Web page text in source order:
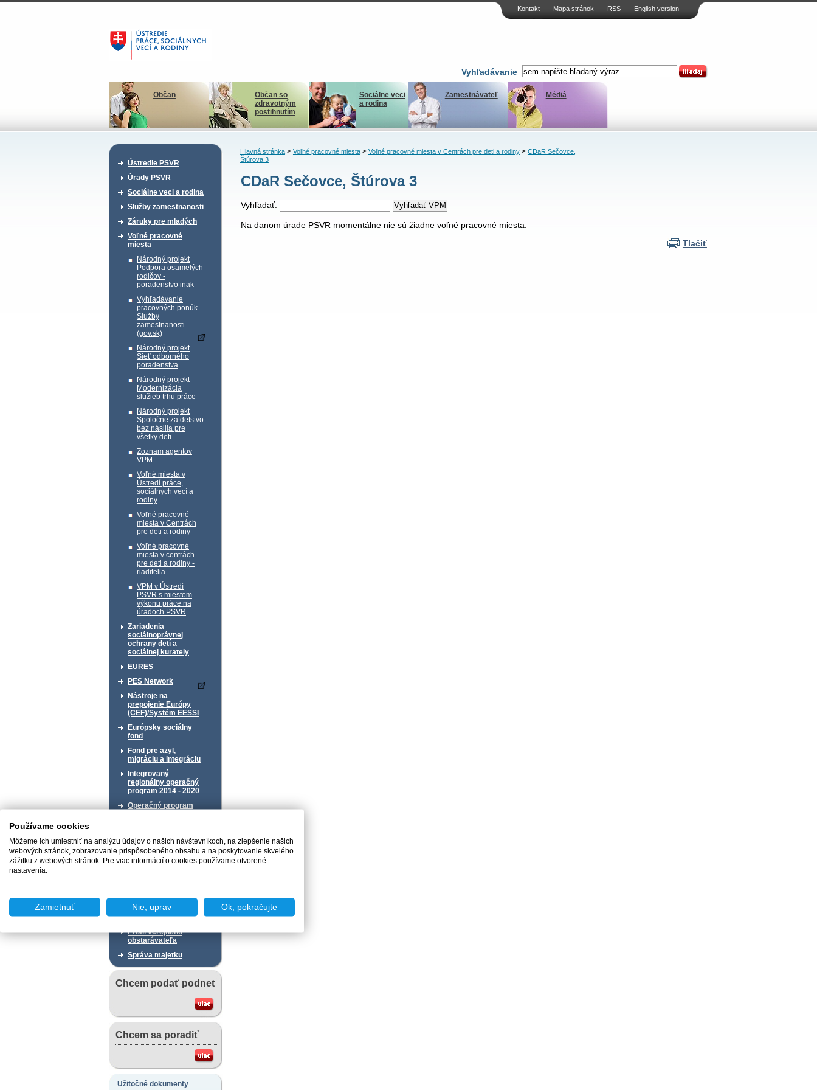
Kontakt Mapa stránok RSS English version
Vyhľadávanie
Občan
Občan so
zdravotným
postihnutím
Sociálne veci
a rodina
Zamestnávateľ Médiá
Ústredie PSVR
Úrady PSVR
Sociálne veci a rodina
Služby zamestnanosti
Záruky pre mladých
Voľné pracovné
miesta
Národný projekt
Podpora osamelých
rodičov -
poradenstvo inak
Vyhľadávanie
pracovných ponúk -
Služby
zamestnanosti
(gov.sk)
Národný projekt
Sieť odborného
poradenstva
Národný projekt
Modernizácia
služieb trhu práce
Národný projekt
Spoločne za detstvo
bez násilia pre
všetky deti
Zoznam agentov
VPM
Voľné miesta v
Ústredí práce,
sociálnych vecí a
rodiny
Voľné pracovné
miesta v Centrách
pre deti a rodiny
Voľné pracovné
miesta v centrách
pre deti a rodiny -
riaditelia
VPM v Ústredí
PSVR s miestom
výkonu práce na
úradoch PSVR
Zariadenia
sociálnoprávnej
ochrany detí a
sociálnej kurately
EURES
PES Network
Nástroje na
prepojenie Európy
(CEF)/Systém EESSI
Európsky sociálny
fond
Fond pre azyl,
migráciu a integráciu
Integrovaný
regionálny operačný
program 2014 - 2020
Operačný program
Národné projekty -
Oznámenia o
možnosti
predkladania žiadostí
Zverejňovanie zmlúv,
faktúr a objednávok
Profil verejného
obstarávateľa
Správa majetku
Chcem podať podnet
Chcem sa poradiť
Užitočné dokumenty
Hlavná stránka> Voľné pracovné miesta> Voľné pracovné miesta v Centrách pre deti a rodiny> CDaR Sečovce,
Štúrova 3
CDaR Sečovce, Štúrova 3
Vyhľadať:
Na danom úrade PSVR momentálne nie sú žiadne voľné pracovné miesta.
Tlačiť
Používame cookies
Môžeme ich umiestniť na analýzu údajov o našich návštevníkoch, na zlepšenie našich
webových stránok, zobrazovanie prispôsobeného obsahu a na poskytovanie skvelého
zážitku z webových stránok. Pre viac informácií o cookies používame otvorené
nastavenia.
Zamietnuť Nie, uprav Ok, pokračujte